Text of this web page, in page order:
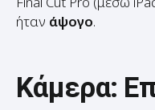
ποιότητα